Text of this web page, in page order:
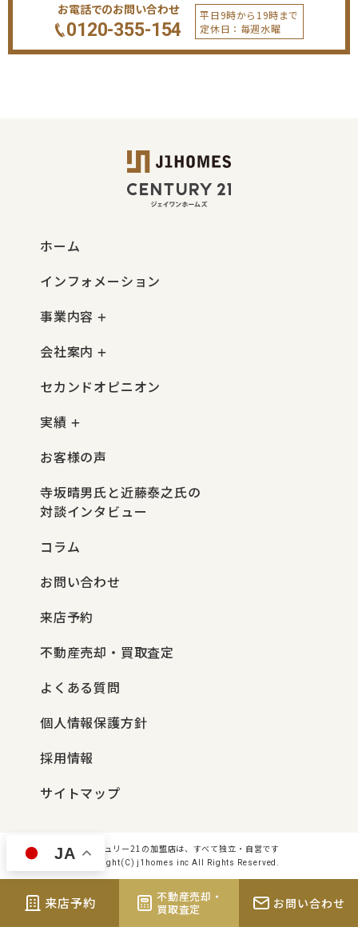
お電話でのお問い合わせ
0120-355-154
平日9時から19時まで
定休日：毎週水曜
ホーム
インフォメーション
事業内容
会社案内
セカンドオピニオン
実績
お客様の声
寺坂晴男氏と近藤泰之氏の
対談インタビュー
コラム
お問い合わせ
来店予約
不動産売却・買取査定
よくある質問
個人情報保護方針
採用情報
サイトマップ
センチュリー21の加盟店は、すべて独立・自営です
Copyright(C) j1homes inc All Rights Reserved.
来店予約
不動産売却・
買取査定
お問い合わせ
JA